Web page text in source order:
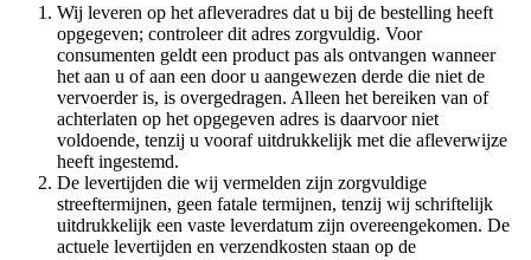
Wij leveren op het afleveradres dat u bij de bestelling heeft
opgegeven; controleer dit adres zorgvuldig. Voor
consumenten geldt een product pas als ontvangen wanneer
het aan u of aan een door u aangewezen derde die niet de
vervoerder is, is overgedragen. Alleen het bereiken van of
achterlaten op het opgegeven adres is daarvoor niet
voldoende, tenzij u vooraf uitdrukkelijk met die afleverwijze
heeft ingestemd.
De levertijden die wij vermelden zijn zorgvuldige
streeftermijnen, geen fatale termijnen, tenzij wij schriftelijk
uitdrukkelijk een vaste leverdatum zijn overeengekomen. De
actuele levertijden en verzendkosten staan op de